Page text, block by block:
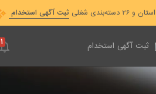
ثبت آگهی استخدام
ثبت آگهی استخدام ۱